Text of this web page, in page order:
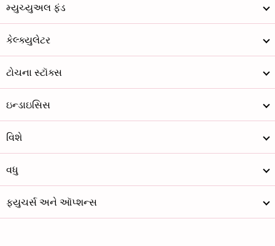
મ્યુચ્યુઅલ ફંડ
કેલ્ક્યુલેટર
ટોચના સ્ટૉક્સ
ઇન્ડાઇસિસ
વિશે
વધુ
ફ્યુચર્સ અને ઑપ્શન્સ